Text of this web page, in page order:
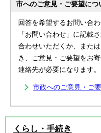
市へのご意見・ご要望につ
回答を希望するお問い合
「お問い合わせ」に記載
合わせいただくか、また
き、ご意見・ご要望をお
連絡先が必要になります。
市政へのご意見・ご
くらし・手続き